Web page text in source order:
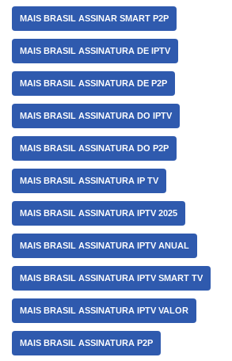
MAIS BRASIL ASSINAR SMART P2P
MAIS BRASIL ASSINATURA DE IPTV
MAIS BRASIL ASSINATURA DE P2P
MAIS BRASIL ASSINATURA DO IPTV
MAIS BRASIL ASSINATURA DO P2P
MAIS BRASIL ASSINATURA IP TV
MAIS BRASIL ASSINATURA IPTV 2025
MAIS BRASIL ASSINATURA IPTV ANUAL
MAIS BRASIL ASSINATURA IPTV SMART TV
MAIS BRASIL ASSINATURA IPTV VALOR
MAIS BRASIL ASSINATURA P2P